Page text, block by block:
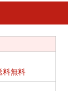
料無料